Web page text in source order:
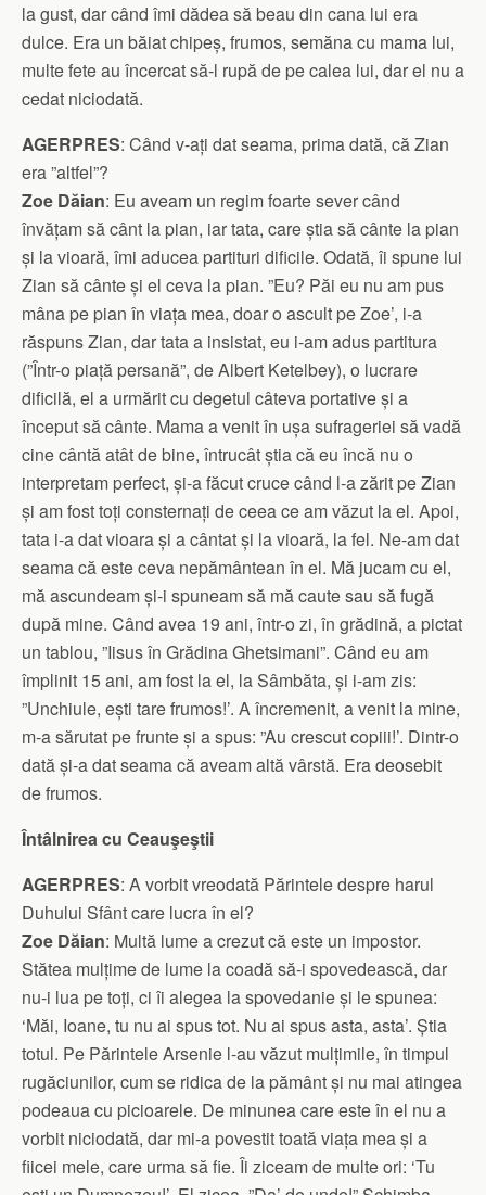
la gust, dar când îmi dădea să beau din cana lui era
dulce. Era un băiat chipeș, frumos, semăna cu mama lui,
multe fete au încercat să-l rupă de pe calea lui, dar el nu a
cedat niciodată.
AGERPRES: Când v-ați dat seama, prima dată, că Zian
era ”altfel”?
Zoe Dăian: Eu aveam un regim foarte sever când
învățam să cânt la pian, iar tata, care știa să cânte la pian
și la vioară, îmi aducea partituri dificile. Odată, îi spune lui
Zian să cânte și el ceva la pian. ”Eu? Păi eu nu am pus
mâna pe pian în viața mea, doar o ascult pe Zoe’, i-a
răspuns Zian, dar tata a insistat, eu i-am adus partitura
(”Într-o piață persană”, de Albert Ketelbey), o lucrare
dificilă, el a urmărit cu degetul câteva portative și a
început să cânte. Mama a venit în ușa sufrageriei să vadă
cine cântă atât de bine, întrucât știa că eu încă nu o
interpretam perfect, și-a făcut cruce când l-a zărit pe Zian
și am fost toți consternați de ceea ce am văzut la el. Apoi,
tata i-a dat vioara și a cântat și la vioară, la fel. Ne-am dat
seama că este ceva nepământean în el. Mă jucam cu el,
mă ascundeam și-i spuneam să mă caute sau să fugă
după mine. Când avea 19 ani, într-o zi, în grădină, a pictat
un tablou, ”Iisus în Grădina Ghetsimani”. Când eu am
împlinit 15 ani, am fost la el, la Sâmbăta, și i-am zis:
”Unchiule, ești tare frumos!’. A încremenit, a venit la mine,
m-a sărutat pe frunte și a spus: ”Au crescut copiii!’. Dintr-o
dată și-a dat seama că aveam altă vârstă. Era deosebit
de frumos.
Întâlnirea cu Ceauşeştii
AGERPRES: A vorbit vreodată Părintele despre harul
Duhului Sfânt care lucra în el?
Zoe Dăian: Multă lume a crezut că este un impostor.
Stătea mulțime de lume la coadă să-i spovedească, dar
nu-i lua pe toți, ci îi alegea la spovedanie și le spunea:
‘Măi, Ioane, tu nu ai spus tot. Nu ai spus asta, asta’. Știa
totul. Pe Părintele Arsenie l-au văzut mulțimile, în timpul
rugăciunilor, cum se ridica de la pământ și nu mai atingea
podeaua cu picioarele. De minunea care este în el nu a
vorbit niciodată, dar mi-a povestit toată viața mea și a
fiicei mele, care urma să fie. Îi ziceam de multe ori: ‘Tu